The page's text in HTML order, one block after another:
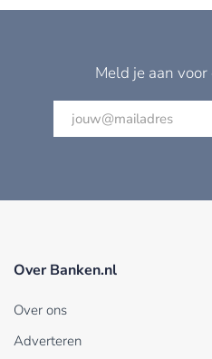
Meld je aan
Over Banken.nl
Over ons
Adverteren